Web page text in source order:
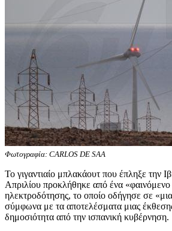
Φωτογραφία: CARLOS DE SAA
Το γιγαντιαίο μπλακάουτ που έπληξε την
Απριλίου προκλήθηκε από ένα
ηλεκτροδότησης, το οποίο οδήγησε σε
σύμφωνα με τα αποτελέσματα μιας
δημοσιότητα από την ισπανική κυβέρνηση.